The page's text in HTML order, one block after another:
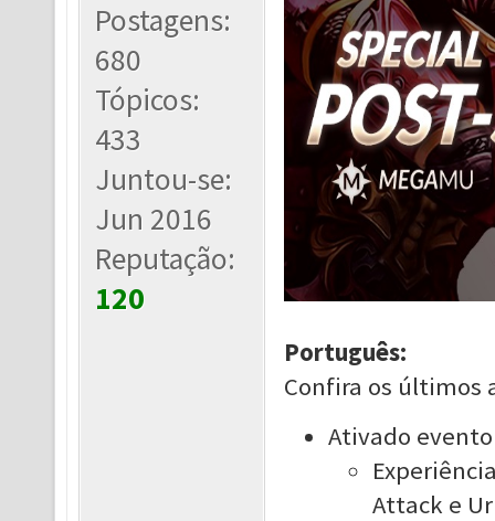
Postagens:
680
Tópicos:
433
Juntou-se:
Jun 2016
Reputação:
120
Português:
Confira os últimos
Ativado
Attack e